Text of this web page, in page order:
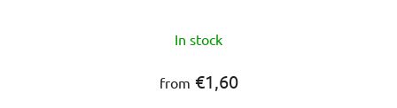
average
product
rating
In stock
from €1,60